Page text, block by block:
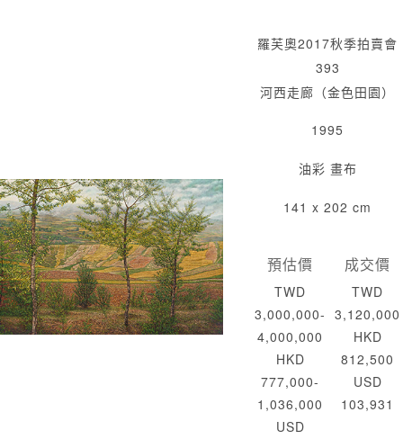
羅芙奧2017秋季拍賣會
393
河西走廊（金色田園）
1995
油彩 畫布
141 x 202 cm
預估價
TWD
3,000,000-
4,000,000
HKD
777,000-
1,036,000
USD
成交價
TWD
3,120,000
HKD
812,500
USD
103,931